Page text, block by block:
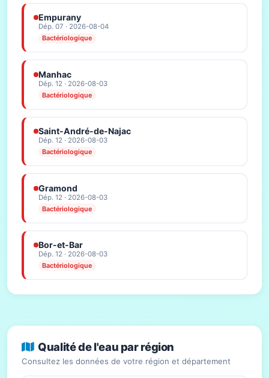
Empurany
Dép. 07 · 2026-08-04
Bactériologique
Manhac
Dép. 12 · 2026-08-03
Bactériologique
Saint-André-de-Najac
Dép. 12 · 2026-08-03
Bactériologique
Gramond
Dép. 12 · 2026-08-03
Bactériologique
Bor-et-Bar
Dép. 12 · 2026-08-03
Bactériologique
Qualité de l'eau par région
Consultez les données de votre région et département